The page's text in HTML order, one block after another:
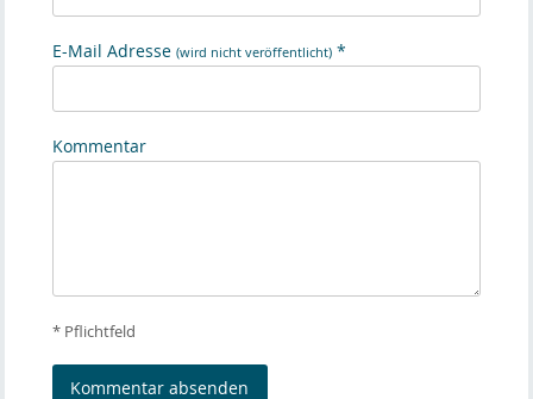
E-Mail Adresse (wird nicht veröffentlicht) *
Kommentar
* Pflichtfeld